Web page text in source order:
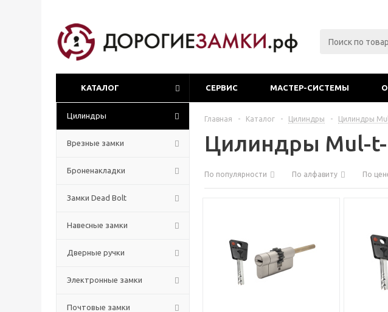
КАТАЛОГ СЕРВИС МАСТЕР-СИСТЕМЫ
Цилиндры
Врезные замки
Броненакладки
Замки Dead Bolt
Навесные замки
Дверные ручки
Электронные замки
Почтовые замки
Главная - Каталог - Цилиндры - Цилиндры
Цилиндры Mul-t-
По популярности По алфавиту По